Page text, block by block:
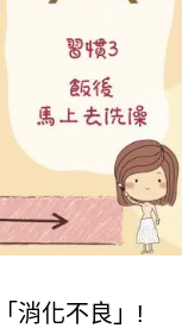
消化不良」!